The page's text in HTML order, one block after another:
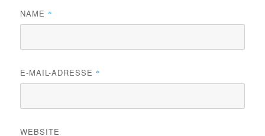
NAME *
E-MAIL-ADRESSE *
WEBSITE